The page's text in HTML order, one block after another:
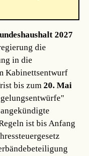
2027
die
in die
Kabinettsentwurf
bis zum20. Mai
ist bis Anfang